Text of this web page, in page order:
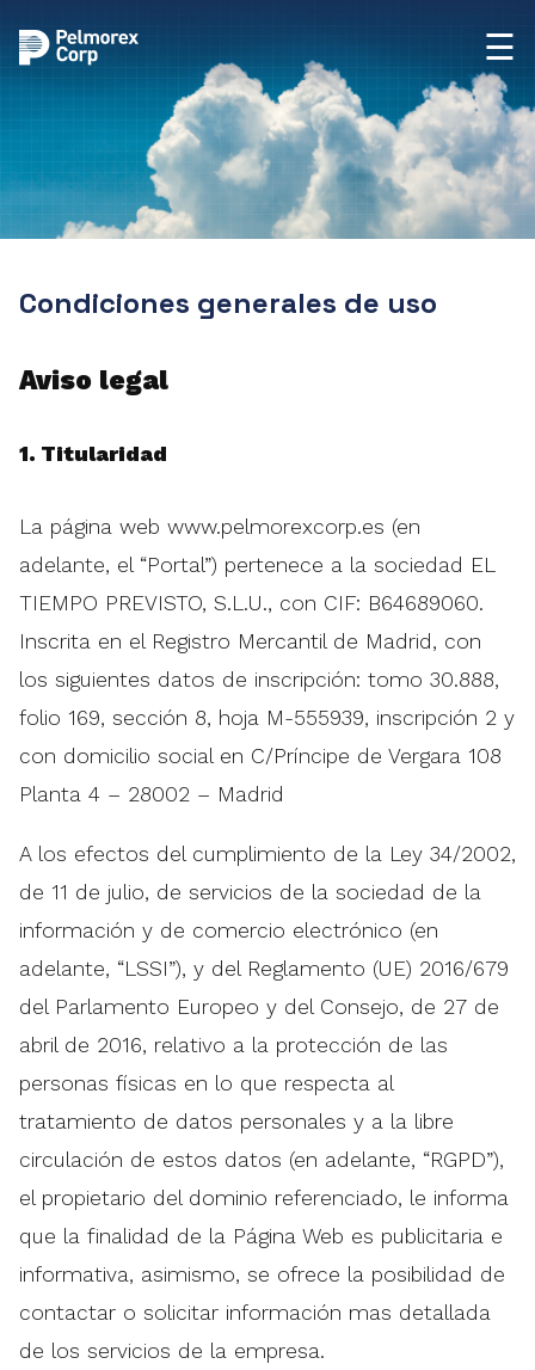
☰
Condiciones generales de uso
Aviso legal
1. Titularidad
La página web www.pelmorexcorp.es (en
adelante, el “Portal”) pertenece a la sociedad EL
TIEMPO PREVISTO, S.L.U., con CIF: B64689060.
Inscrita en el Registro Mercantil de Madrid, con
los siguientes datos de inscripción: tomo 30.888,
folio 169, sección 8, hoja M-555939, inscripción 2 y
con domicilio social en C/Príncipe de Vergara 108
Planta 4 – 28002 – Madrid
A los efectos del cumplimiento de la Ley 34/2002,
de 11 de julio, de servicios de la sociedad de la
información y de comercio electrónico (en
adelante, “LSSI”), y del Reglamento (UE) 2016/679
del Parlamento Europeo y del Consejo, de 27 de
abril de 2016, relativo a la protección de las
personas físicas en lo que respecta al
tratamiento de datos personales y a la libre
circulación de estos datos (en adelante, “RGPD”),
el propietario del dominio referenciado, le informa
que la finalidad de la Página Web es publicitaria e
informativa, asimismo, se ofrece la posibilidad de
contactar o solicitar información mas detallada
de los servicios de la empresa.